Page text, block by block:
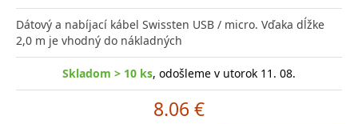
Dátový a nabíjací kábel Swissten USB / micro. Vďaka dĺžke
2,0 m je vhodný do nákladných
Skladom > 10 ks, odošleme v utorok 11. 08.
8.06 €